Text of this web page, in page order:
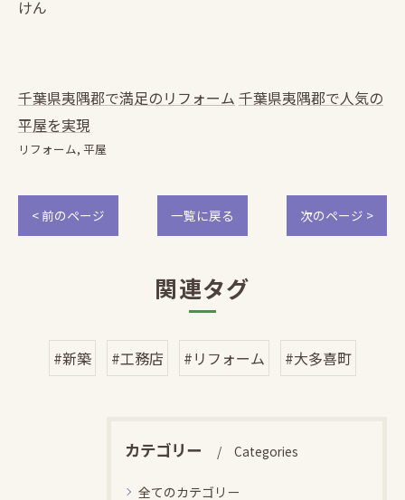
けん
千葉県夷隅郡で満足のリフォーム 千葉県夷隅郡で人気の
平屋を実現
リフォーム 平屋
< 前のページ 一覧に戻る 次のページ >
関連タグ
#新築 #工務店 #リフォーム #大多喜町
カテゴリー Categories
全てのカテゴリー